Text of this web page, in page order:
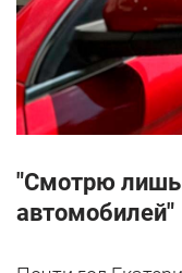
"Смотрю лишь
автомобилей"